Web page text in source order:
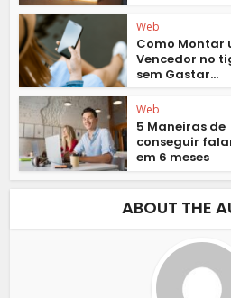
Web
Como Montar
Vencedor no
sem Gastar...
Web
5 Maneiras de
conseguir
em 6 meses
ABOUT THE